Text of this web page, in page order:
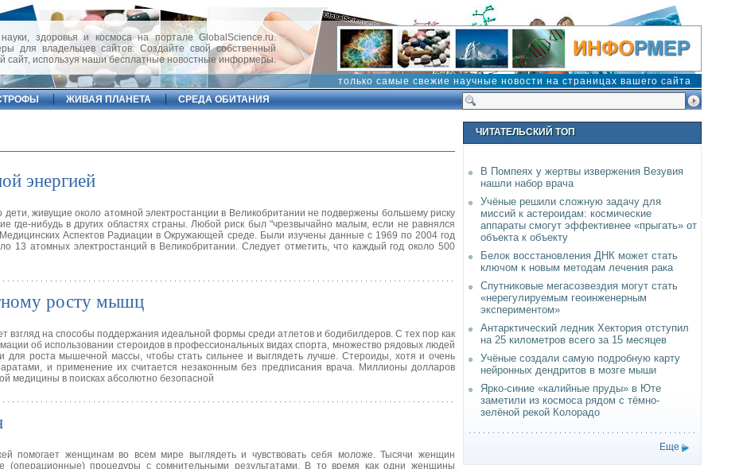
здоровья и космоса на портале GlobalScience.ru.
для владельцев сайтов. Создайте свой собственный
сайт, используя наши бесплатные новостные информеры.
только самые свежие научные новости на страницах вашего сайта
ЖИВАЯ ПЛАНЕТА СРЕДА ОБИТАНИЯ
энергией
дети, живущие около атомной электростанции в Великобритании не подвержены большему риску
где-нибудь в других областях страны. Любой риск был "чрезвычайно малым, если не равнялся
Аспектов Радиации в Окружающей среде. Были изучены данные с 1969 по 2004 год
13 атомных электростанций в Великобритании. Следует отметить, что каждый год около 500
росту мышц
взгляд на способы поддержания идеальной формы среди атлетов и бодибилдеров. С тех пор как
об использовании стероидов в профессиональных видах спорта, множество рядовых людей
для роста мышечной массы, чтобы стать сильнее и выглядеть лучше. Стероиды, хотя и очень
и применение их считается незаконным без предписания врача. Миллионы долларов
медицины в поисках абсолютно безопасной
помогает женщинам во всем мире выглядеть и чувствовать себя моложе. Тысячи женщин
(операционные) процедуры с сомнительными результатами. В то время как одни женщины
ЧИТАТЕЛЬСКИЙ ТОП
В Помпеях у жертвы извержения Везувия
нашли набор врача
Учёные решили сложную задачу для
миссий к астероидам: космические
аппараты смогут эффективнее «прыгать» от
объекта к объекту
Белок восстановления ДНК может стать
ключом к новым методам лечения рака
Спутниковые мегасозвездия могут стать
«нерегулируемым геоинженерным
экспериментом»
Антарктический ледник Хектория отступил
на 25 километров всего за 15 месяцев
Учёные создали самую подробную карту
нейронных дендритов в мозге мыши
Ярко-синие «калийные пруды» в Юте
заметили из космоса рядом с тёмно-
зелёной рекой Колорадо
Еще